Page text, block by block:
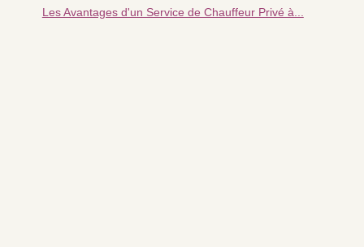
Les Avantages d'un Service de Chauffeur Privé à...